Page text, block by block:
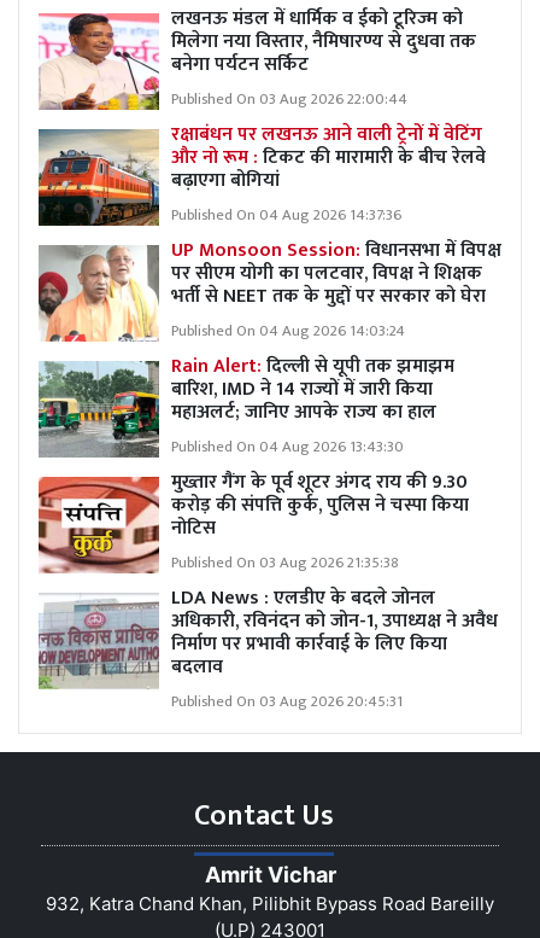
लखनऊ मंडल में धार्मिक व ईको टूरिज्म को
मिलेगा नया विस्तार, नैमिषारण्य से दुधवा तक
बनेगा पर्यटन सर्किट
Published On 03 Aug 2026 22:00:44
रक्षाबंधन पर लखनऊ आने वाली ट्रेनों में वेटिंग
और नो रूम :टिकट की मारामारी के बीच रेलवे
बढ़ाएगा बोगियां
Published On 04 Aug 2026 14:37:36
UP Monsoon Session:विधानसभा में विपक्ष
पर सीएम योगी का पलटवार, विपक्ष ने शिक्षक
भर्ती से NEET तक के मुद्दों पर सरकार को घेरा
Published On 04 Aug 2026 14:03:24
Rain Alert:दिल्ली से यूपी तक झमाझम
बारिश, IMD ने 14 राज्यों में जारी किया
महाअलर्ट; जानिए आपके राज्य का हाल
Published On 04 Aug 2026 13:43:30
मुख्तार गैंग के पूर्व शूटर अंगद राय की 9.30
करोड़ की संपत्ति कुर्क, पुलिस ने चस्पा किया
नोटिस
Published On 03 Aug 2026 21:35:38
LDA News : एलडीए के बदले जोनल
अधिकारी, रविनंदन को जोन-1, उपाध्यक्ष ने अवैध
निर्माण पर प्रभावी कार्रवाई के लिए किया
बदलाव
Published On 03 Aug 2026 20:45:31
Contact Us
Amrit Vichar
932, Katra Chand Khan, Pilibhit Bypass Road Bareilly
(U.P) 243001